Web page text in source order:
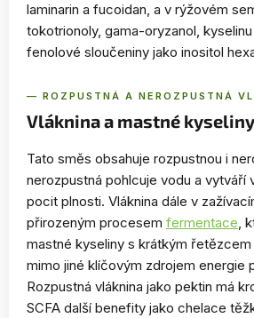
laminarin a fucoidan, a v rýžovém
tokotrionoly, gama-oryzanol,
fenolové sloučeniny jako inositol
— ROZPUSTNÁ A NEROZPUSTNÁ
Vláknina a mastné kyseliny
Tato směs obsahuje rozpustnou i
nerozpustná pohlcuje vodu a vytváří
pocit plnosti. Vláknina dále v
přirozeným procesem fermentace,
mastné kyseliny s krátkým řetězcem
mimo jiné klíčovým zdrojem energie
Rozpustná vláknina jako pektin má
SCFA další benefity jako chelace